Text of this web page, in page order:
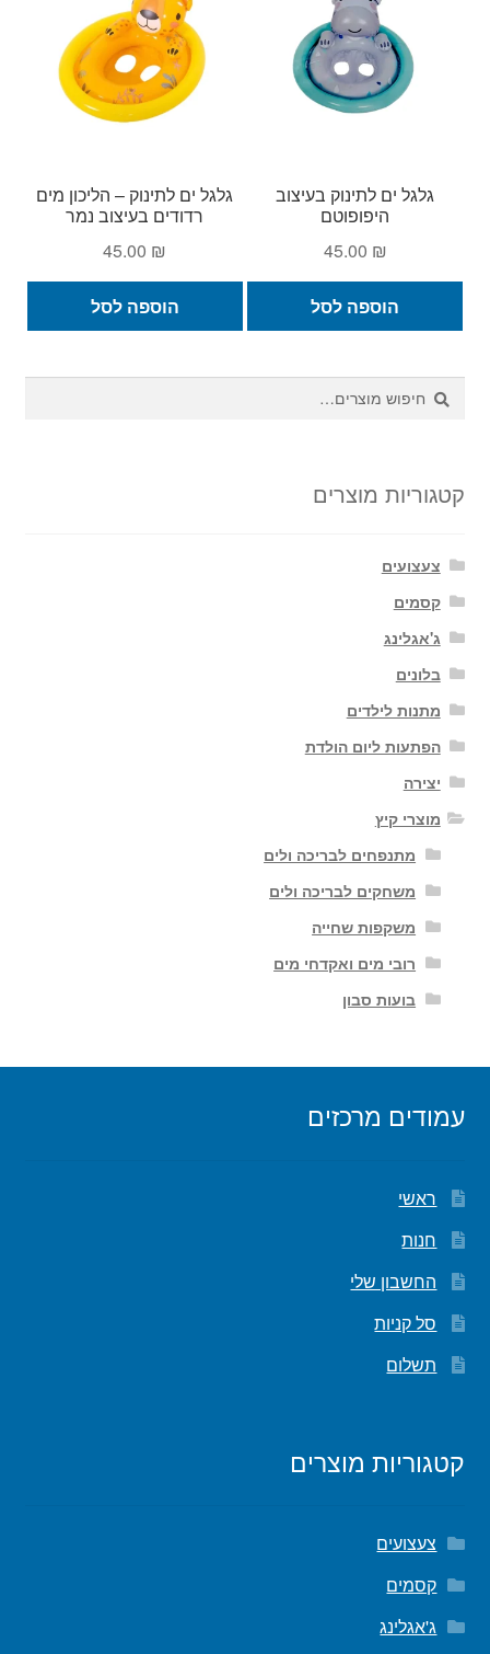
גלגל ים לתינוק בעיצוב
היפופוטם
45.00 ₪
הוספה לסל
גלגל ים לתינוק – הליכון מים
רדודים בעיצוב נמר
45.00 ₪
הוספה לסל
חיפוש
עבור:
חיפוש
קטגוריות מוצרים
צעצועים
קסמים
ג'אגלינג
בלונים
מתנות לילדים
הפתעות ליום הולדת
יצירה
מוצרי קיץ
מתנפחים לבריכה ולים
משחקים לבריכה ולים
משקפות שחייה
רובי מים ואקדחי מים
בועות סבון
עמודים מרכזים
ראשי
חנות
החשבון שלי
סל קניות
תשלום
קטגוריות מוצרים
צעצועים
קסמים
ג'אגלינג